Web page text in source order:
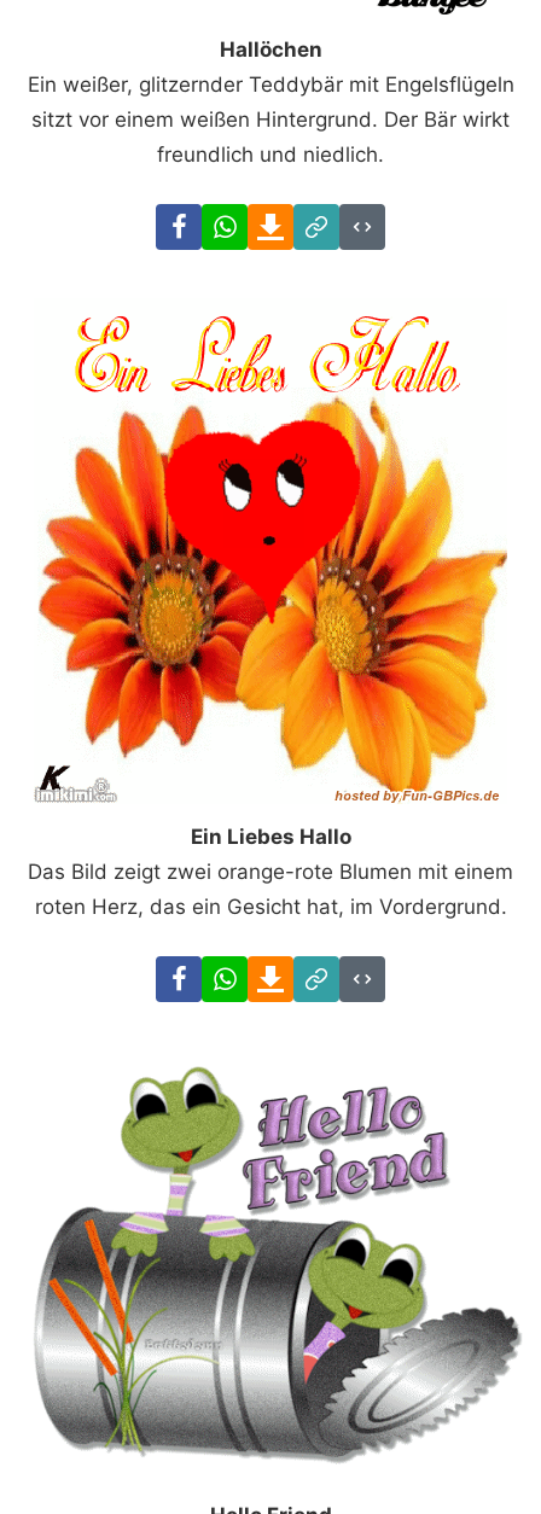
Hallöchen
Ein weißer, glitzernder Teddybär mit Engelsflügeln
sitzt vor einem weißen Hintergrund. Der Bär wirkt
freundlich und niedlich.
FacebookWhatsAppDownload
Link
Code
Ein Liebes Hallo
Das Bild zeigt zwei orange-rote Blumen mit einem
roten Herz, das ein Gesicht hat, im Vordergrund.
FacebookWhatsAppDownload
Link
Code